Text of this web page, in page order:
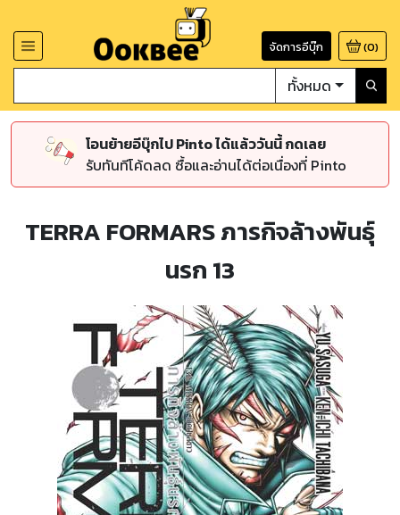
จัดการอีบุ๊ก (0)
ทั้งหมด
โอนย้ายอีบุ๊กไป Pinto ได้แล้ววันนี้ กดเลย
รับทันทีโค้ดลด ซื้อและอ่านได้ต่อเนื่องที่ Pinto
TERRA FORMARS ภารกิจล้างพันธุ์
นรก 13